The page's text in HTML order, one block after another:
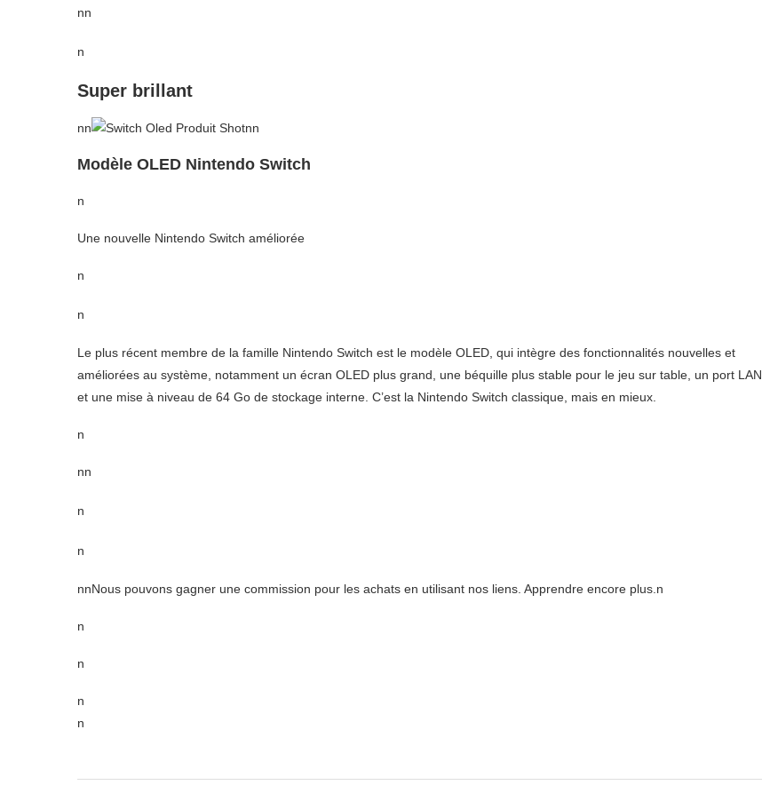
nn
n
Super brillant
nn nn
Modèle OLED Nintendo Switch
n
Une nouvelle Nintendo Switch améliorée
n
n
Le plus récent membre de la famille Nintendo Switch est le modèle OLED, qui intègre des fonctionnalités nouvelles et
améliorées au système, notamment un écran OLED plus grand, une béquille plus stable pour le jeu sur table, un port LAN
et une mise à niveau de 64 Go de stockage interne. C’est la Nintendo Switch classique, mais en mieux.
n
nn
n
n
nnNous pouvons gagner une commission pour les achats en utilisant nos liens. Apprendre encore plus.n
n
n
n
n